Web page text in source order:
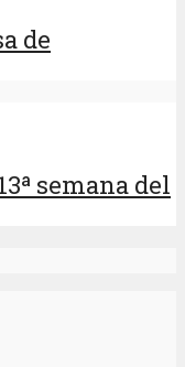
de
semana del